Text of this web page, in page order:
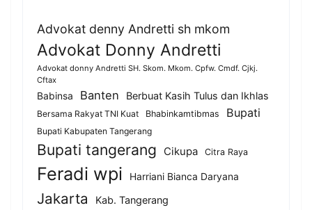
Advokat denny Andretti sh mkom
Advokat Donny Andretti
Advokat donny Andretti SH. Skom. Mkom. Cpfw. Cmdf. Cjkj.
Cftax
Babinsa Banten Berbuat Kasih Tulus dan Ikhlas
Bersama Rakyat TNI Kuat Bhabinkamtibmas Bupati
Bupati Kabupaten Tangerang
Bupati tangerang Cikupa Citra Raya
Feradi wpi Harriani Bianca Daryana
Jakarta Kab. Tangerang